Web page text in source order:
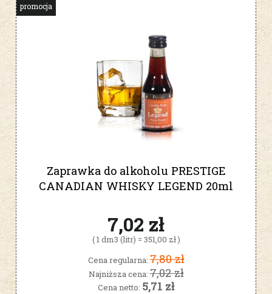
Zaprawka do alkoholu PRESTIGE
CANADIAN WHISKY LEGEND 20ml
7,02 zł
( 1 dm3 (litr) = 351,00 zł )
Cena regularna:7,80 zł
Najniższa cena:7,02 zł
Cena netto: 5,71 zł
promocja